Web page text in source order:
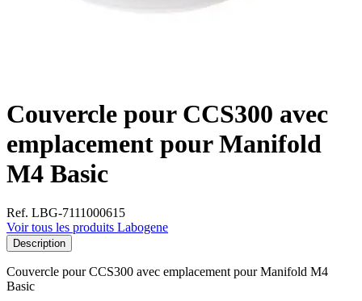
Couvercle pour CCS300 avec
emplacement pour Manifold
M4 Basic
Ref. LBG-7111000615
Voir tous les produits Labogene
Description
Couvercle pour CCS300 avec emplacement pour Manifold M4
Basic